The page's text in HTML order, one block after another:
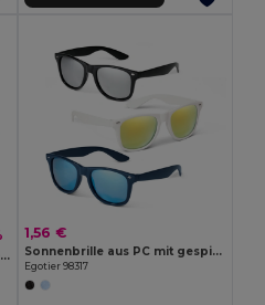
KOLAM Badeschlappen Größe 40/41
1,56 €
Sonnenbrille aus PC mit gespiegelten Brillengläsern
Egotier 98317